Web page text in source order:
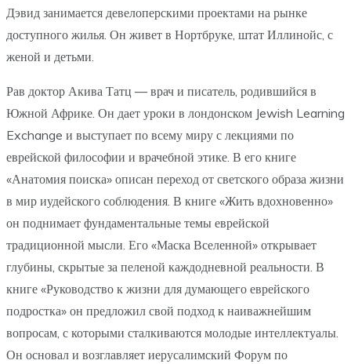
Дэвид занимается девелоперскими проектами на рынке
доступного жилья. Он живет в Нортбруке, штат Иллинойс, с
женой и детьми.
Рав доктор Акива Татц — врач и писатель, родившийся в
Южной Африке. Он дает уроки в лондонском Jewish Learning
Exchange и выступает по всему миру с лекциями по
еврейской философии и врачебной этике. В его книге
«Анатомия поиска» описан переход от светского образа жизни
в мир иудейского соблюдения. В книге «Жить вдохновенно»
он поднимает фундаментальные темы еврейской
традиционной мысли. Его «Маска Вселенной» открывает
глубины, скрытые за пеленой каждодневной реальности. В
книге «Руководство к жизни для думающего еврейского
подростка» он предложил свой подход к наиважнейшим
вопросам, с которыми сталкиваются молодые интеллектуалы.
Он основал и возглавляет иерусалимский Форум по